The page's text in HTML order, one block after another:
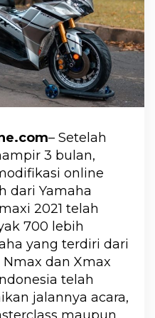
– Setelah
3 bulan,
online
dari Yamaha
2021 telah
700 lebih
yang terdiri dari
dan Xmax
telah
jalannya acara,